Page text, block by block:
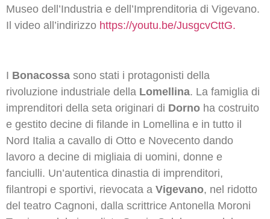
Museo dell’Industria e dell’Imprenditoria di Vigevano.
Il video all’indirizzo https://youtu.be/JusgcvCttG.
I Bonacossa sono stati i protagonisti della
rivoluzione industriale della Lomellina. La famiglia di
imprenditori della seta originari di Dorno ha costruito
e gestito decine di filande in Lomellina e in tutto il
Nord Italia a cavallo di Otto e Novecento dando
lavoro a decine di migliaia di uomini, donne e
fanciulli. Un’autentica dinastia di imprenditori,
filantropi e sportivi, rievocata a Vigevano, nel ridotto
del teatro Cagnoni, dalla scrittrice Antonella Moroni